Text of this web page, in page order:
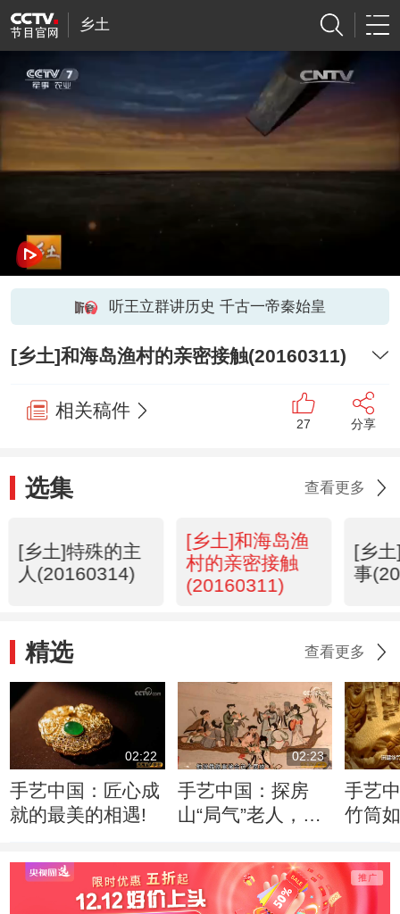
乡土
听王立群讲历史 千古一帝秦始皇
[乡土]和海岛渔村的亲密接触(20160311)
相关稿件
27 分享
选集 查看更多
[乡土]特殊的主
人(20160314)
[乡土]和海岛渔
村的亲密接触
(20160311)
[乡
事
精选 查看更多
02:22
手艺中国：匠心成
就的最美的相遇!
02:23
手艺中国：探房
山“局气”老人，如
手艺
竹筒